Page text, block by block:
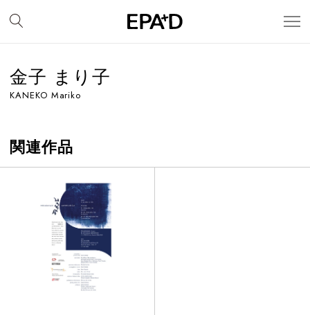
金子 まり子
KANEKO Mariko
関連作品